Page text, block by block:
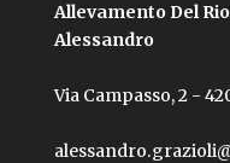
Allevamento Del
Alessandro
Via Campasso, 2 -